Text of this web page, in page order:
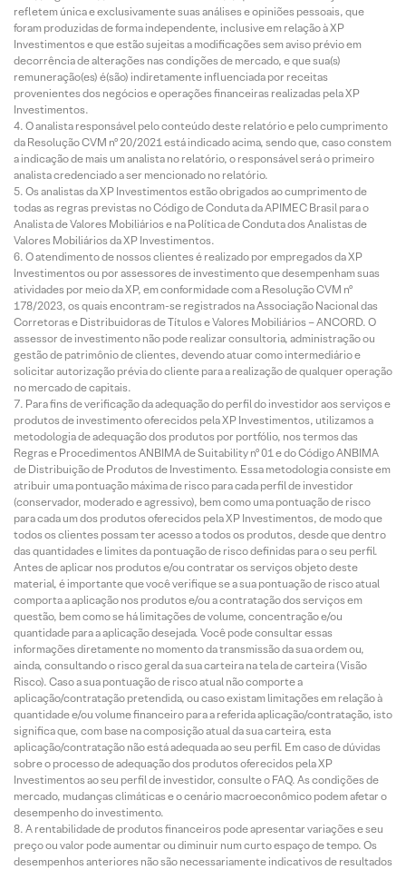
refletem única e exclusivamente suas análises e opiniões pessoais, que
foram produzidas de forma independente, inclusive em relação à XP
Investimentos e que estão sujeitas a modificações sem aviso prévio em
decorrência de alterações nas condições de mercado, e que sua(s)
remuneração(es) é(são) indiretamente influenciada por receitas
provenientes dos negócios e operações financeiras realizadas pela XP
Investimentos.
O analista responsável pelo conteúdo deste relatório e pelo cumprimento
da Resolução CVM nº 20/2021 está indicado acima, sendo que, caso constem
a indicação de mais um analista no relatório, o responsável será o primeiro
analista credenciado a ser mencionado no relatório.
Os analistas da XP Investimentos estão obrigados ao cumprimento de
todas as regras previstas no Código de Conduta da APIMEC Brasil para o
Analista de Valores Mobiliários e na Política de Conduta dos Analistas de
Valores Mobiliários da XP Investimentos.
O atendimento de nossos clientes é realizado por empregados da XP
Investimentos ou por assessores de investimento que desempenham suas
atividades por meio da XP, em conformidade com a Resolução CVM nº
178/2023, os quais encontram-se registrados na Associação Nacional das
Corretoras e Distribuidoras de Títulos e Valores Mobiliários – ANCORD. O
assessor de investimento não pode realizar consultoria, administração ou
gestão de patrimônio de clientes, devendo atuar como intermediário e
solicitar autorização prévia do cliente para a realização de qualquer operação
no mercado de capitais.
Para fins de verificação da adequação do perfil do investidor aos serviços e
produtos de investimento oferecidos pela XP Investimentos, utilizamos a
metodologia de adequação dos produtos por portfólio, nos termos das
Regras e Procedimentos ANBIMA de Suitability nº 01 e do Código ANBIMA
de Distribuição de Produtos de Investimento. Essa metodologia consiste em
atribuir uma pontuação máxima de risco para cada perfil de investidor
(conservador, moderado e agressivo), bem como uma pontuação de risco
para cada um dos produtos oferecidos pela XP Investimentos, de modo que
todos os clientes possam ter acesso a todos os produtos, desde que dentro
das quantidades e limites da pontuação de risco definidas para o seu perfil.
Antes de aplicar nos produtos e/ou contratar os serviços objeto deste
material, é importante que você verifique se a sua pontuação de risco atual
comporta a aplicação nos produtos e/ou a contratação dos serviços em
questão, bem como se há limitações de volume, concentração e/ou
quantidade para a aplicação desejada. Você pode consultar essas
informações diretamente no momento da transmissão da sua ordem ou,
ainda, consultando o risco geral da sua carteira na tela de carteira (Visão
Risco). Caso a sua pontuação de risco atual não comporte a
aplicação/contratação pretendida, ou caso existam limitações em relação à
quantidade e/ou volume financeiro para a referida aplicação/contratação, isto
significa que, com base na composição atual da sua carteira, esta
aplicação/contratação não está adequada ao seu perfil. Em caso de dúvidas
sobre o processo de adequação dos produtos oferecidos pela XP
Investimentos ao seu perfil de investidor, consulte o FAQ. As condições de
mercado, mudanças climáticas e o cenário macroeconômico podem afetar o
desempenho do investimento.
A rentabilidade de produtos financeiros pode apresentar variações e seu
preço ou valor pode aumentar ou diminuir num curto espaço de tempo. Os
desempenhos anteriores não são necessariamente indicativos de resultados